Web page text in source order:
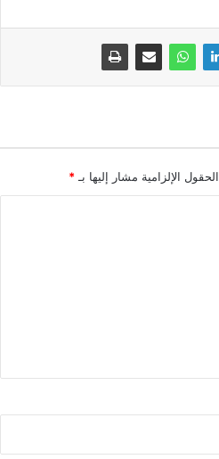
الحقول الإلزامية مشار إليها بـ*